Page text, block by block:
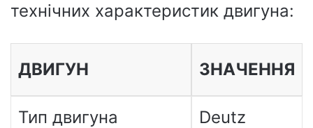
технічних характеристик двигуна:
ДВИГУН ЗНАЧЕННЯ
Тип двигуна Deutz